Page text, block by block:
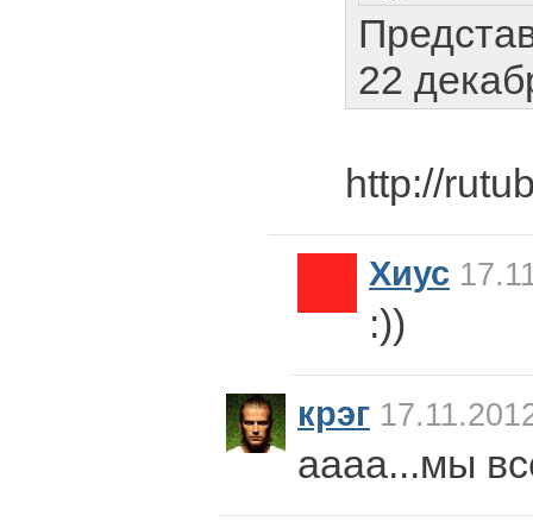
22
http://
Хиус
:))
крэг
аааа...мы